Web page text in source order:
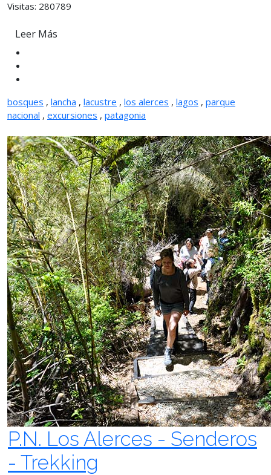
Visitas: 280789
Leer Más
bosques , lancha , lacustre , los alerces , lagos , parque
nacional , excursiones , patagonia
P.N. Los Alerces - Senderos
- Trekking